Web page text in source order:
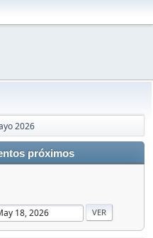
2026
próximos